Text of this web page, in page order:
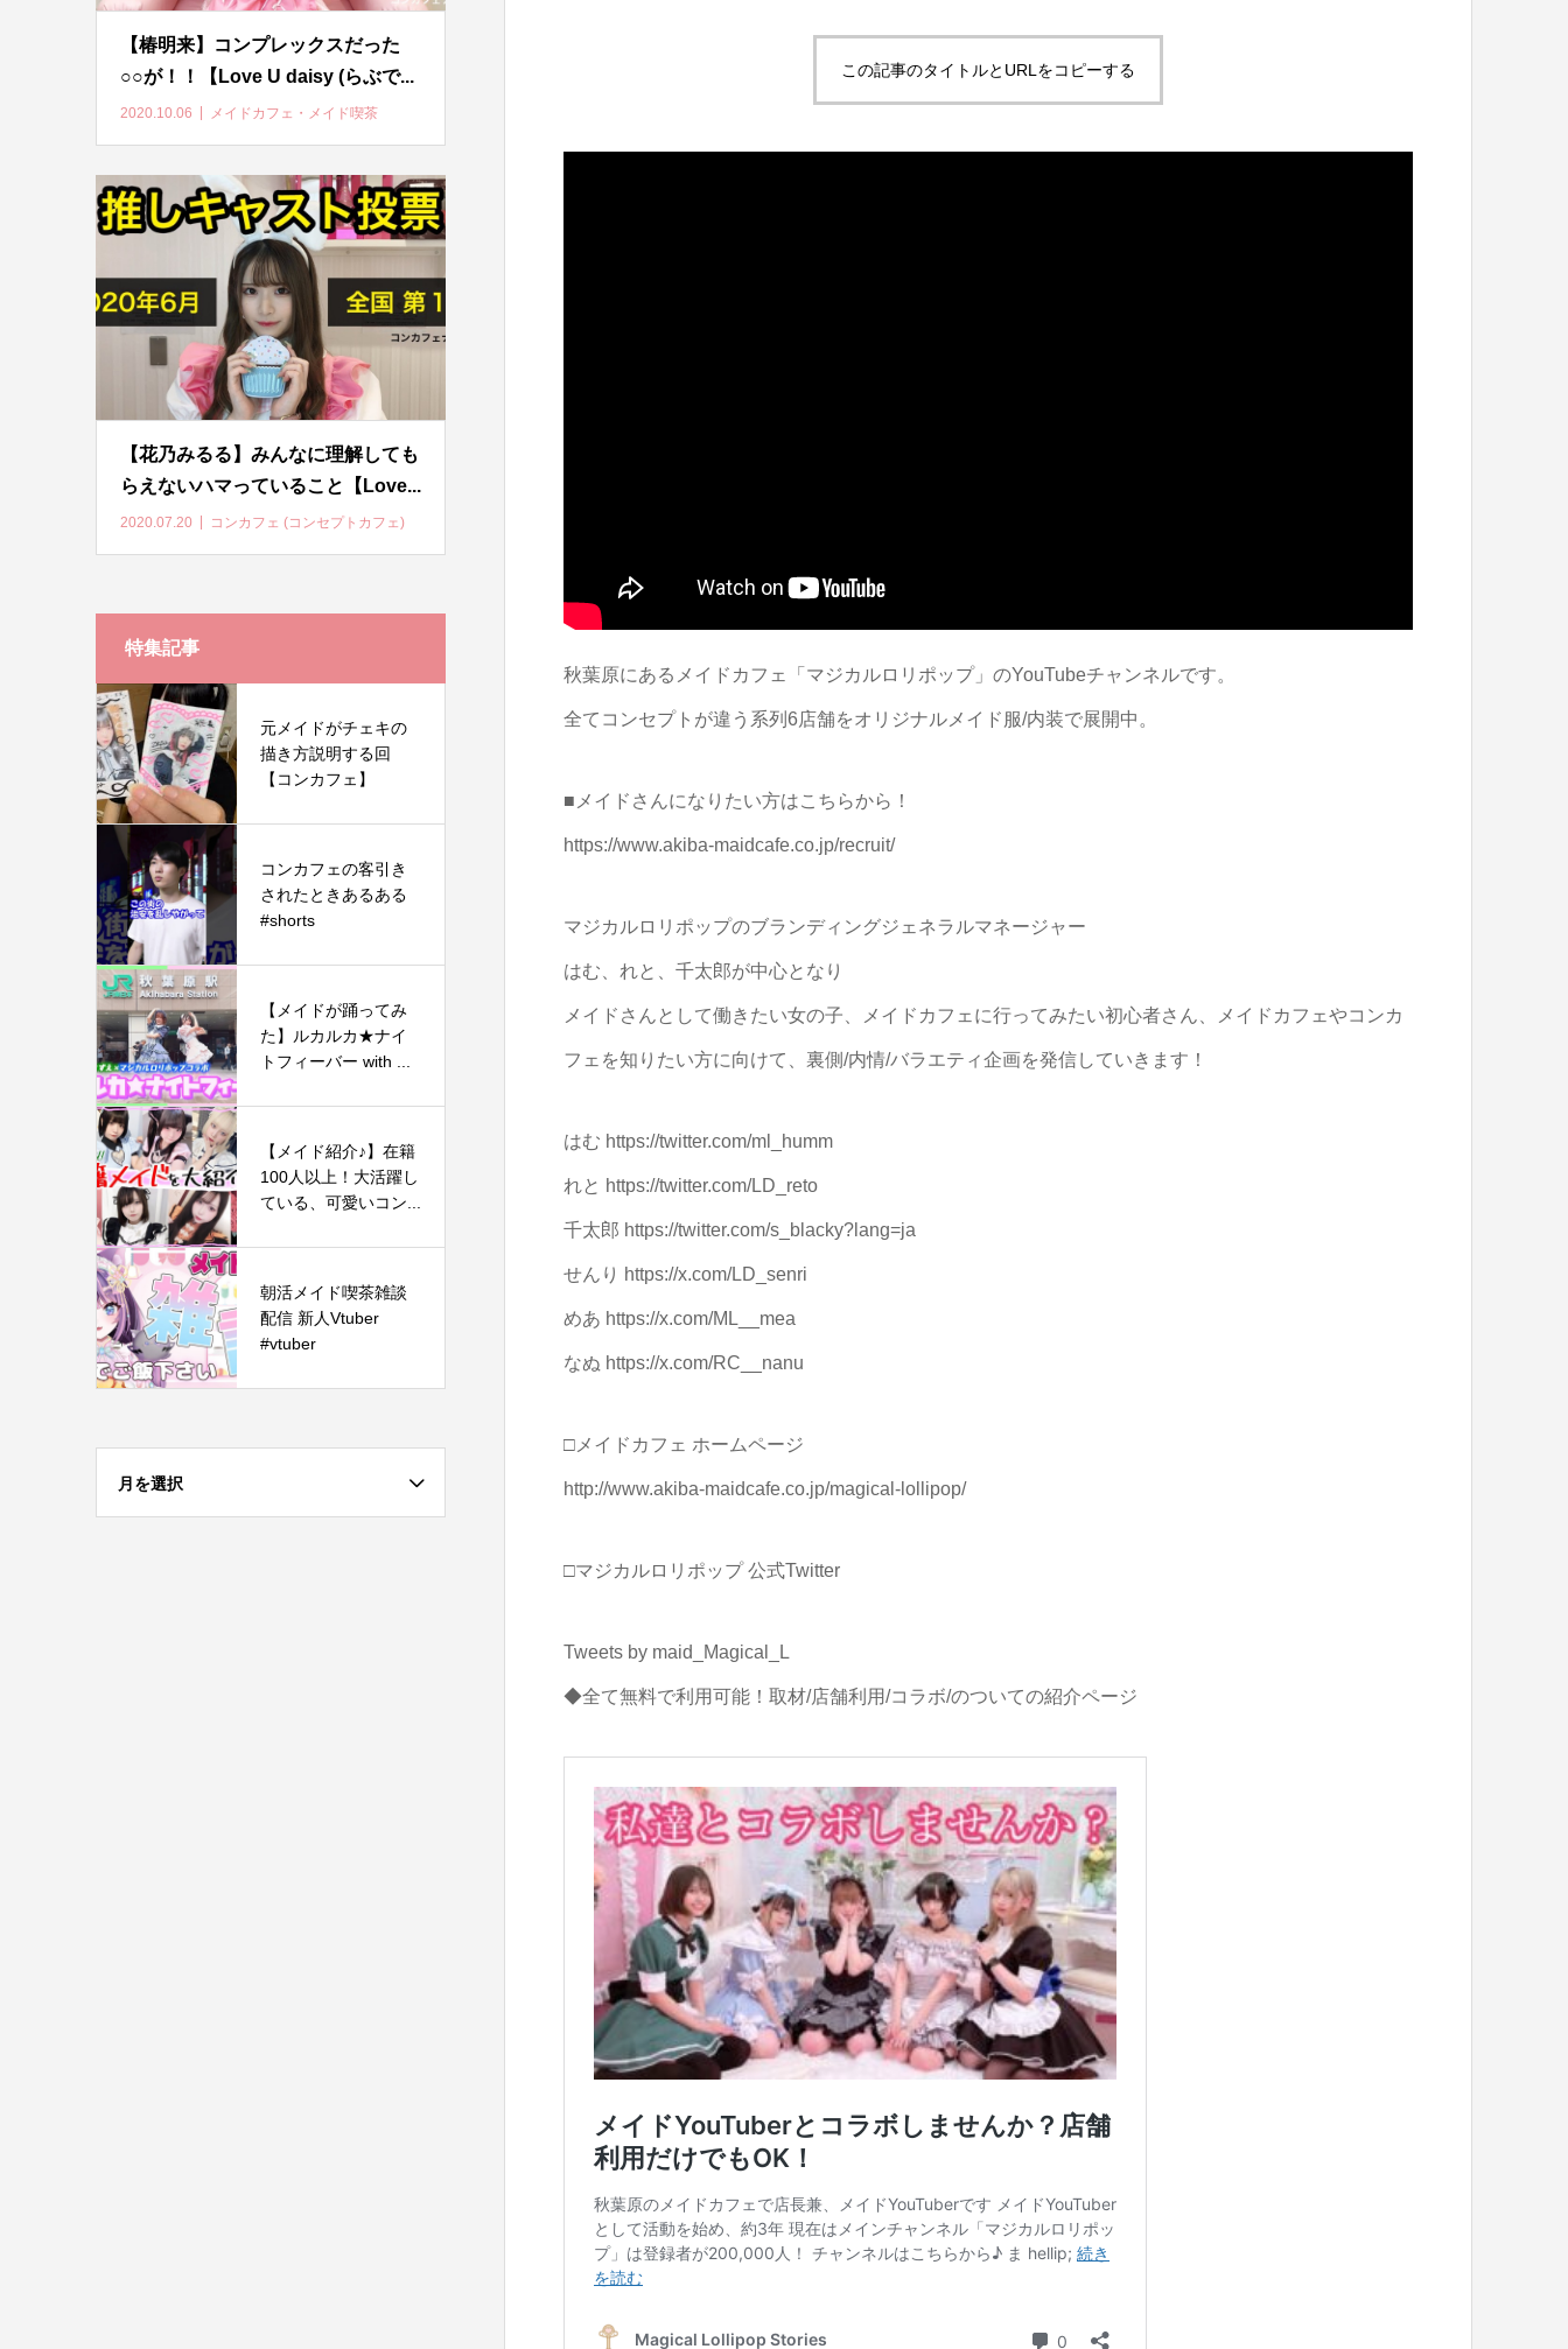
この記事のタイトルとURLをコピーする
秋葉原にあるメイドカフェ「マジカルロリポップ」のYouTubeチャンネルです。
全てコンセプトが違う系列6店舗をオリジナルメイド服/内装で展開中。
■メイドさんになりたい方はこちらから！
https://www.akiba-maidcafe.co.jp/recruit/
マジカルロリポップのブランディングジェネラルマネージャー
はむ、れと、千太郎が中心となり
メイドさんとして働きたい女の子、メイドカフェに行ってみたい初心者さん、メイドカフェやコンカ
フェを知りたい方に向けて、裏側/内情/バラエティ企画を発信していきます！
はむ https://twitter.com/ml_humm
れと https://twitter.com/LD_reto
千太郎 https://twitter.com/s_blacky?lang=ja
せんり https://x.com/LD_senri
めあ https://x.com/ML__mea
なぬ https://x.com/RC__nanu
□メイドカフェ ホームページ
http://www.akiba-maidcafe.co.jp/magical-lollipop/
□マジカルロリポップ 公式Twitter
Tweets by maid_Magical_L
◆全て無料で利用可能！取材/店舗利用/コラボ/のついての紹介ページ
【椿明来】コンプレックスだった
○○が！！【Love U daisy (らぶで...
2020.10.06 メイドカフェ・メイド喫茶
【花乃みるる】みんなに理解しても
らえないハマっていること【Love...
2020.07.20 コンカフェ (コンセプトカフェ)
特集記事
元メイドがチェキの
描き方説明する回
【コンカフェ】
コンカフェの客引き
されたときあるある
#shorts
【メイドが踊ってみ
た】ルカルカ★ナイ
トフィーバー with ...
【メイド紹介♪】在籍
100人以上！大活躍し
ている、可愛いコン...
朝活メイド喫茶雑談
配信 新人Vtuber
#vtuber
月を選択